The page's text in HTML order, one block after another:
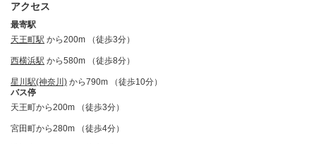
アクセス
最寄駅
天王町駅 から200m （徒歩3分）
西横浜駅 から580m （徒歩8分）
星川駅(神奈川) から790m （徒歩10分）
バス停
天王町から200m （徒歩3分）
宮田町から280m （徒歩4分）